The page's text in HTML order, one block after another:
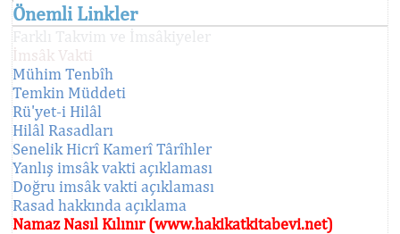
Önemli Linkler
İmsâk Vakti
Mühim Tenbîh
Temkin Müddeti
Rü'yet-i Hilâl
Hilâl Rasadları
Senelik Hicrî Kamerî Târîhler
Yanlış imsâk vakti açıklaması
Doğru imsâk vakti açıklaması
Rasad hakkında açıklama
Namaz Nasıl Kılınır (www.hakikatkitabevi.net)